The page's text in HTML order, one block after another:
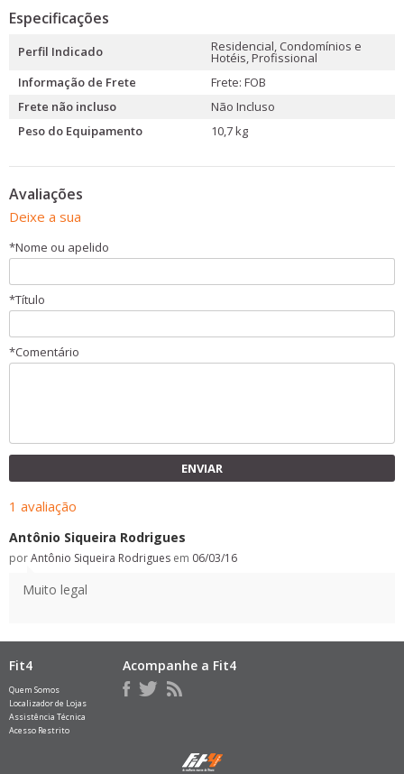
Especificações
Perfil Indicado Residencial, Condomínios e
Hotéis, Profissional
Informação de Frete
Frete: FOB
Frete não incluso
Não Incluso
Peso do Equipamento
10,7 kg
Avaliações
Deixe a sua
*Nome ou apelido
*Título
*Comentário
ENVIAR
1 avaliação
Antônio Siqueira Rodrigues
porAntônio Siqueira Rodrigues em 06/03/16
Muito legal
Fit4
Quem Somos
Localizador de Lojas
Assistência Técnica
Acesso Restrito
Acompanhe a Fit4